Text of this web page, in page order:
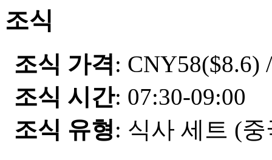
조식
조식 가격: CNY58($8.6)
조식 시간: 07:30-09:00
조식 유형: 식사 세트 (